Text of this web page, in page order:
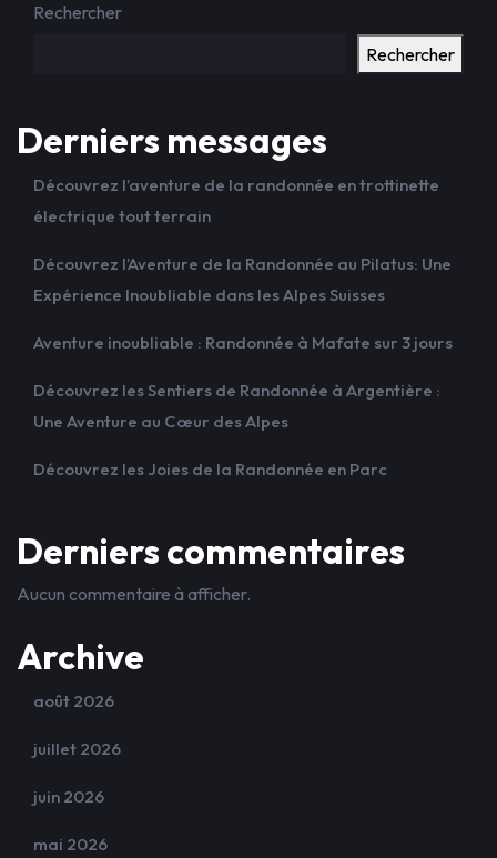
Rechercher
Rechercher
Derniers messages
Découvrez l’aventure de la randonnée en trottinette
électrique tout terrain
Découvrez l’Aventure de la Randonnée au Pilatus: Une
Expérience Inoubliable dans les Alpes Suisses
Aventure inoubliable : Randonnée à Mafate sur 3 jours
Découvrez les Sentiers de Randonnée à Argentière :
Une Aventure au Cœur des Alpes
Découvrez les Joies de la Randonnée en Parc
Derniers commentaires
Aucun commentaire à afficher.
Archive
août 2026
juillet 2026
juin 2026
mai 2026